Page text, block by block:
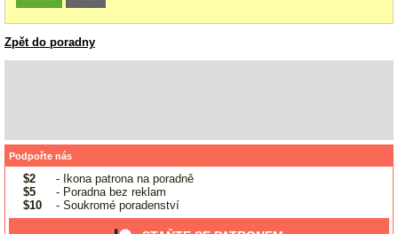
Zpět do poradny
Podpořte nás
$2
- Ikona patrona na poradně
$5
- Poradna bez reklam
$10
- Soukromé poradenství